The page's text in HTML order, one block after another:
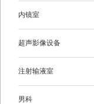
内镜室
超声影像设备
注射输液室
男科